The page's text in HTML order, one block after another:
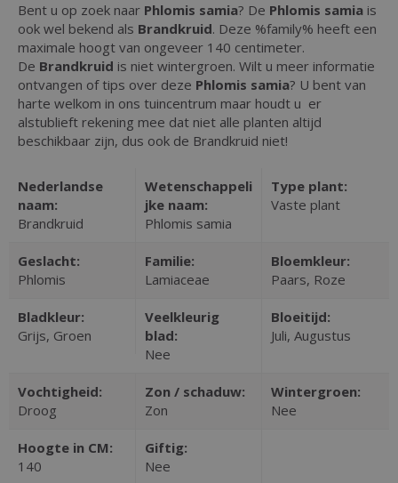
Bent u op zoek naar Phlomis samia? De Phlomis samia is
ook wel bekend als Brandkruid. Deze %family% heeft een
maximale hoogt van ongeveer 140 centimeter.
De Brandkruid is niet wintergroen. Wilt u meer informatie
ontvangen of tips over deze Phlomis samia? U bent van
harte welkom in ons tuincentrum maar houdt u er
alstublieft rekening mee dat niet alle planten altijd
beschikbaar zijn, dus ook de Brandkruid niet!
Nederlandse
naam:
Brandkruid
Wetenschappeli
jke naam:
Phlomis samia
Type plant:
Vaste plant
Geslacht:
Phlomis
Familie:
Lamiaceae
Bloemkleur:
Paars, Roze
Bladkleur:
Grijs, Groen
Veelkleurig
blad:
Nee
Bloeitijd:
Juli, Augustus
Vochtigheid:
Droog
Zon / schaduw:
Zon
Wintergroen:
Nee
Hoogte in CM:
140
Giftig:
Nee